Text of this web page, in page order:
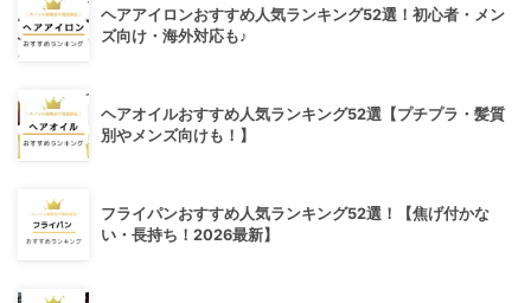
ヘアアイロンおすすめ人気ランキング52選！初心者・メン
ズ向け・海外対応も♪
ヘアオイルおすすめ人気ランキング52選【プチプラ・髪質
別やメンズ向けも！】
フライパンおすすめ人気ランキング52選！【焦げ付かな
い・長持ち！2026最新】